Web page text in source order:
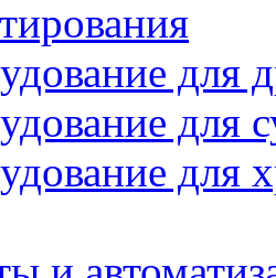
для
для
для